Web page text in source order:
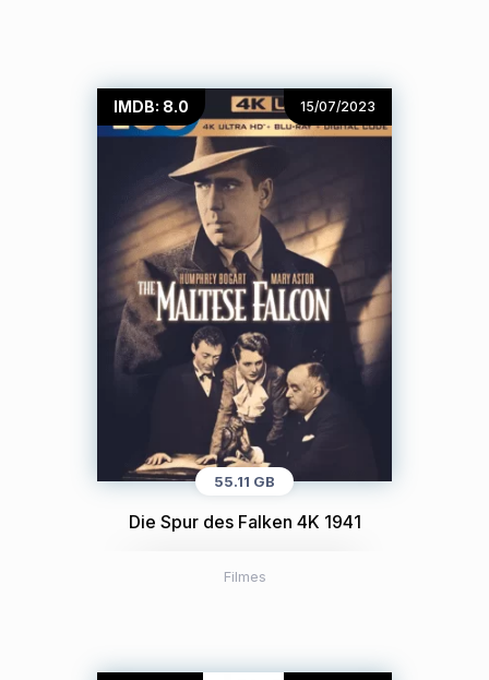
IMDB: 8.0 15/07/2023
55.11 GB
Die Spur des Falken 4K 1941
Filmes